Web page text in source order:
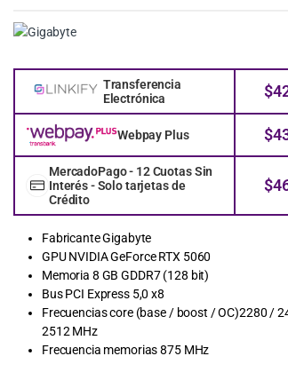
Transferencia
Electrónica
$
Webpay Plus $
MercadoPago - 12 Cuotas Sin
Interés - Solo tarjetas de
Crédito
$
Fabricante Gigabyte
GPU NVIDIA GeForce RTX 5060
Memoria 8 GB GDDR7 (128 bit)
Bus PCI Express 5,0 x8
Frecuencias core (base / boost / OC)2280 /
2512 MHz
Frecuencia memorias 875 MHz